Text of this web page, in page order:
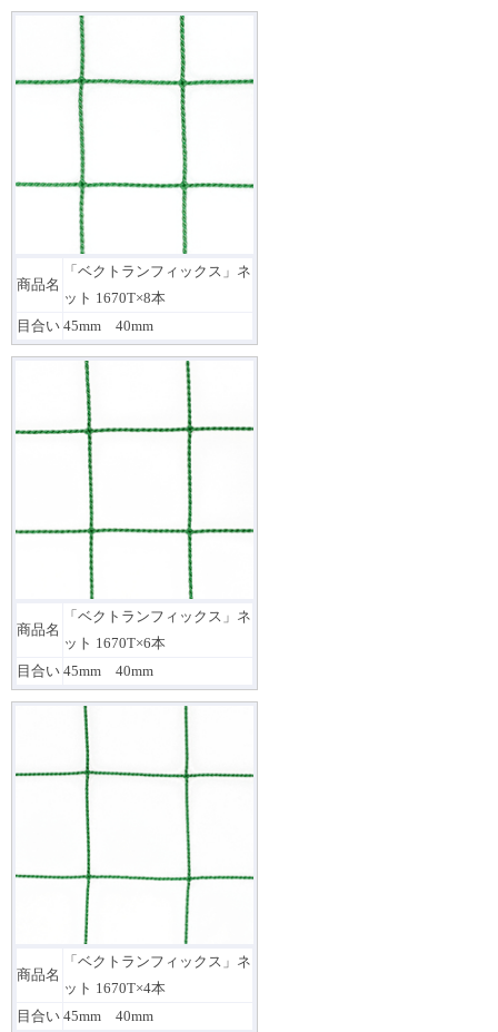
商品名
「ベクトランフィックス」ネ
ット 1670T×8本
目合い 45mm 40mm
商品名
「ベクトランフィックス」ネ
ット 1670T×6本
目合い 45mm 40mm
商品名
「ベクトランフィックス」ネ
ット 1670T×4本
目合い 45mm 40mm